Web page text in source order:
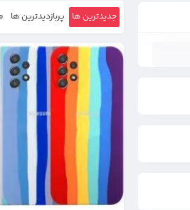
جدیدترین ها پربازدیدترین ها